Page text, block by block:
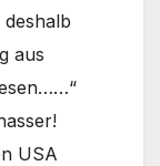
aus
USA